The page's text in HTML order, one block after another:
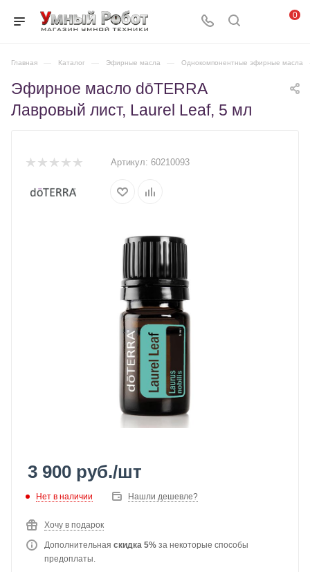
0
Главная — Каталог — Эфирные масла — Однокомпонентные эфирные масла
Эфирное масло dōTERRA
Лавровый лист, Laurel Leaf, 5 мл
Артикул: 60210093
3 900 руб./шт
Нет в наличии Нашли дешевле?
Хочу в подарок
Дополнительная скидка 5% за некоторые способы
предоплаты.